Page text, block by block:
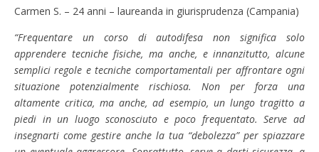
Carmen S. – 24 anni – laureanda in giurisprudenza (Campania)
“Frequentare un corso di autodifesa non significa solo
apprendere tecniche fisiche, ma anche, e innanzitutto, alcune
semplici regole e tecniche comportamentali per affrontare ogni
situazione potenzialmente rischiosa. Non per forza una
altamente critica, ma anche, ad esempio, un lungo tragitto a
piedi in un luogo sconosciuto e poco frequentato. Serve ad
insegnarti come gestire anche la tua “debolezza” per spiazzare